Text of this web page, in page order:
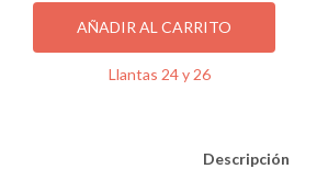
A
X
AÑADIR AL CARRITO
Llantas 24 y 26
Descripción